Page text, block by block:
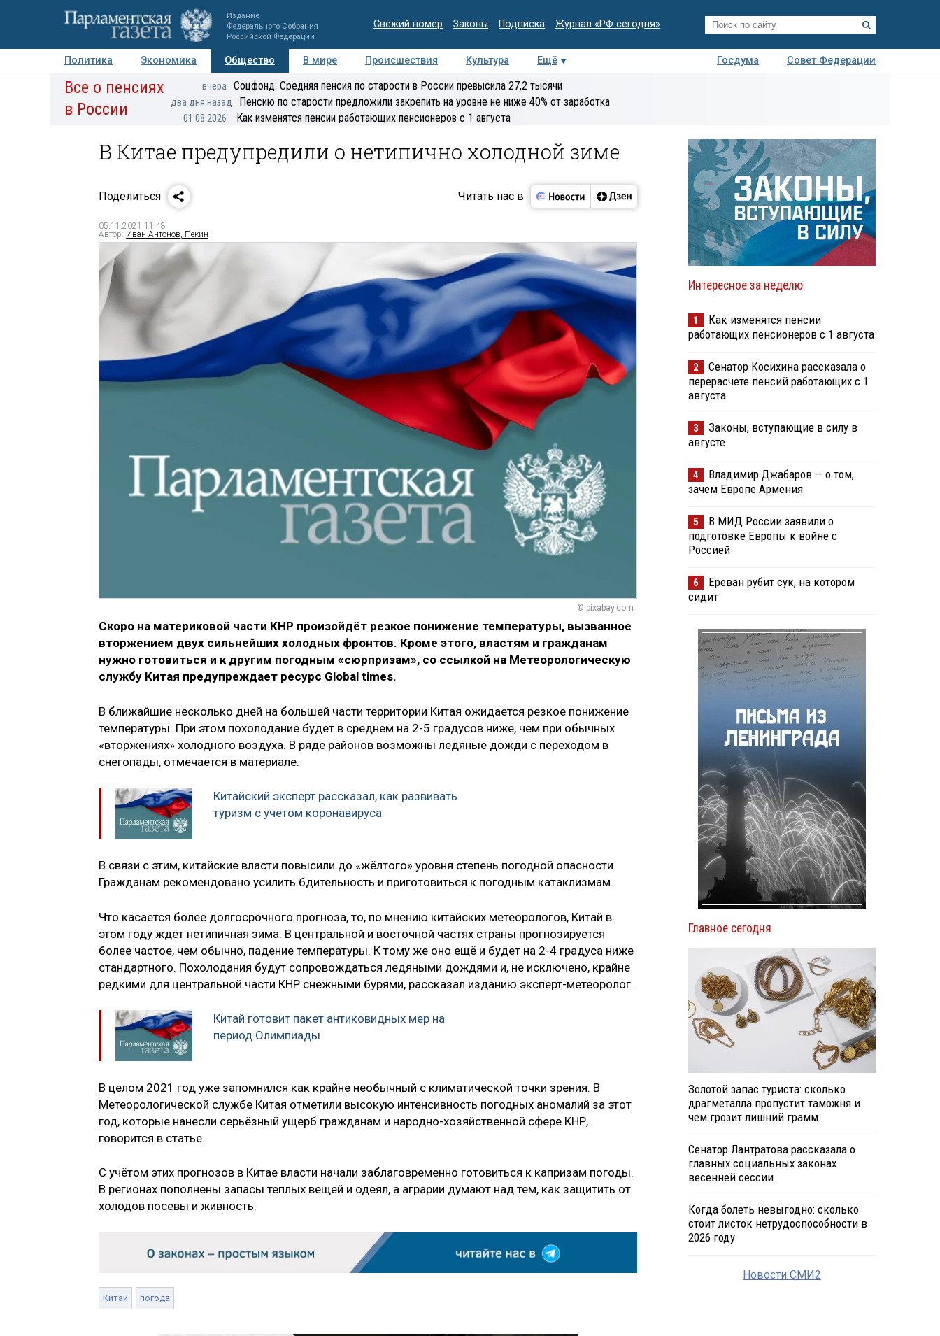
Издание
Федерального Собрания
Российской Федерации
Свежий номер Законы Подписка Журнал «РФ сегодня»
Политика Экономика Общество В мире Происшествия Культура Ещё Госдума
Совет Федерации
Авторы Персоны Мнения Регионы Медиацентр Интервью Колумнисты
экспертиза
Все о пенсиях
в России
вчера Соцфонд: Средняя пенсия по старости в России превысила 27,2 тысячи
два дня назад Пенсию по старости предложили закрепить на уровне не ниже 40% от заработка
01.08.2026 Как изменятся пенсии работающих пенсионеров с 1 августа
В Китае предупредили о нетипично холодной зиме
Поделиться Читать нас в
05.11.2021 11:48
Автор: Иван Антонов, Пекин
© pixabay.com
Скоро на материковой части КНР произойдёт резкое понижение температуры, вызванное
вторжением двух сильнейших холодных фронтов. Кроме этого, властям и гражданам
нужно готовиться и к другим погодным «сюрпризам», со ссылкой на Метеорологическую
службу Китая предупреждает ресурс Global times.
В ближайшие несколько дней на большей части территории Китая ожидается резкое понижение
температуры. При этом похолодание будет в среднем на 2-5 градусов ниже, чем при обычных
«вторжениях» холодного воздуха. В ряде районов возможны ледяные дожди с переходом в
снегопады, отмечается в материале.
Китайский эксперт рассказал, как развивать
туризм с учётом коронавируса
В связи с этим, китайские власти повысили до «жёлтого» уровня степень погодной опасности.
Гражданам рекомендовано усилить бдительность и приготовиться к погодным катаклизмам.
Что касается более долгосрочного прогноза, то, по мнению китайских метеорологов, Китай в
этом году ждёт нетипичная зима. В центральной и восточной частях страны прогнозируется
более частое, чем обычно, падение температуры. К тому же оно ещё и будет на 2-4 градуса ниже
стандартного. Похолодания будут сопровождаться ледяными дождями и, не исключено, крайне
редкими для центральной части КНР снежными бурями, рассказал изданию эксперт-метеоролог.
Китай готовит пакет антиковидных мер на
период Олимпиады
В целом 2021 год уже запомнился как крайне необычный с климатической точки зрения. В
Метеорологической службе Китая отметили высокую интенсивность погодных аномалий за этот
год, которые нанесли серьёзный ущерб гражданам и народно-хозяйственной сфере КНР,
говорится в статье.
С учётом этих прогнозов в Китае власти начали заблаговременно готовиться к капризам погоды.
В регионах пополнены запасы теплых вещей и одеял, а аграрии думают над тем, как защитить от
холодов посевы и живность.
Китай погода
Интересное за неделю
1
Как изменятся пенсии
работающих пенсионеров с 1 августа
2
Сенатор Косихина рассказала о
перерасчете пенсий работающих с 1
августа
3
Законы, вступающие в силу в
августе
4
Владимир Джабаров — о том,
зачем Европе Армения
5
В МИД России заявили о
подготовке Европы к войне с
Россией
6
Ереван рубит сук, на котором
сидит
Главное сегодня
Золотой запас туриста: сколько
драгметалла пропустит таможня и
чем грозит лишний грамм
Сенатор Лантратова рассказала о
главных социальных законах
весенней сессии
Когда болеть невыгодно: сколько
стоит листок нетрудоспособности в
2026 году
Новости СМИ2